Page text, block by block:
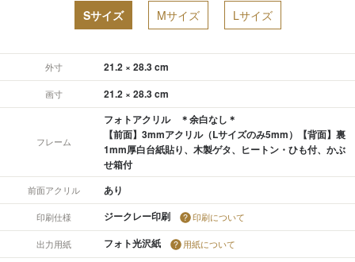
Sサイズ Mサイズ Lサイズ
外寸 21.2 × 28.3 cm
画寸 21.2 × 28.3 cm
フレーム
フォトアクリル ＊余白なし＊
【前面】3mmアクリル（Lサイズのみ5mm）【背面】裏
1mm厚白台紙貼り、木製ゲタ、ヒートン・ひも付、かぶ
せ箱付
前面アクリル あり
印刷仕様 ジークレー印刷 印刷について
出力用紙 フォト光沢紙 用紙について